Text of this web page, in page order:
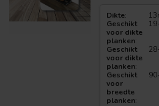
Dikte:
Geschikt
voor dikte
planken:
Geschikt
voor dikte
planken:
Geschikt
voor
breedte
planken: